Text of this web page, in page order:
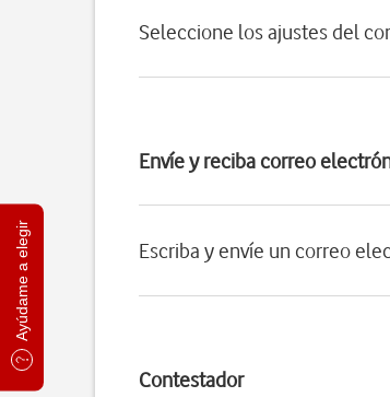
Ayúdame a elegir
Seleccione los ajustes del
Envíe y reciba correo
Escriba y envíe un correo
Contestador